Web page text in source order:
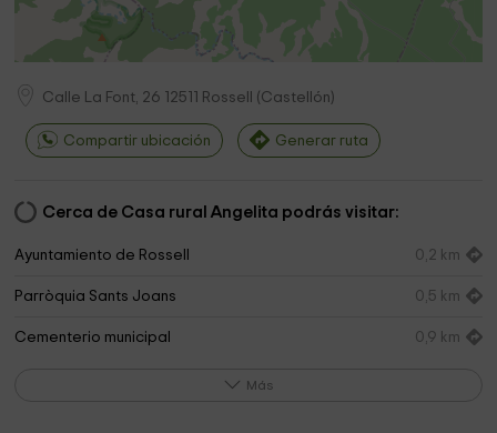
Calle La Font, 26 12511 Rossell (Castellón)
Compartir ubicación Generar ruta
Cerca de Casa rural Angelita podrás visitar:
Ayuntamiento de Rossell 0,2 km
Parròquia Sants Joans 0,5 km
Cementerio municipal 0,9 km
Àrea recreativa Ombries de Benifassà
Más